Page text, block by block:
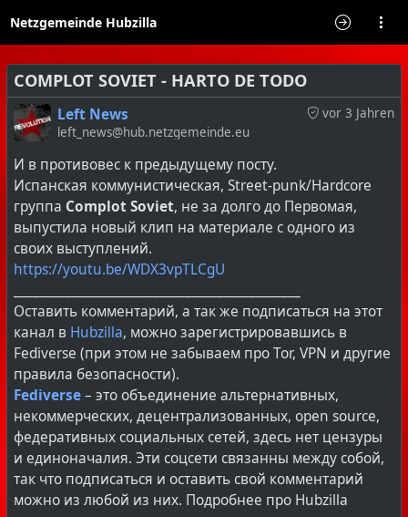
Netzgemeinde Hubzilla
COMPLOT SOVIET - HARTO DE TODO
vor 3 Jahren
Left News
left_news@hub.netzgemeinde.eu
И в противовес к предыдущему посту.
Испанская коммунистическая, Street-punk/Hardcore
группа Complot Soviet, не за долго до Первомая,
выпустила новый клип на материале с одного из
своих выступлений.
https://youtu.be/WDX3vpTLCgU
Оставить комментарий, а так же подписаться на этот
канал в Hubzilla, можно зарегистрировавшись в
Fediverse (при этом не забываем про Tor, VPN и другие
правила безопасности).
Fediverse– это объединение альтернативных,
некоммерческих, децентрализованных, open source,
федеративных социальных сетей, здесь нет цензуры
и единоначалия. Эти соцсети связанны между собой,
так что подписаться и оставить свой комментарий
можно из любой из них. Подробнее про Hubzilla